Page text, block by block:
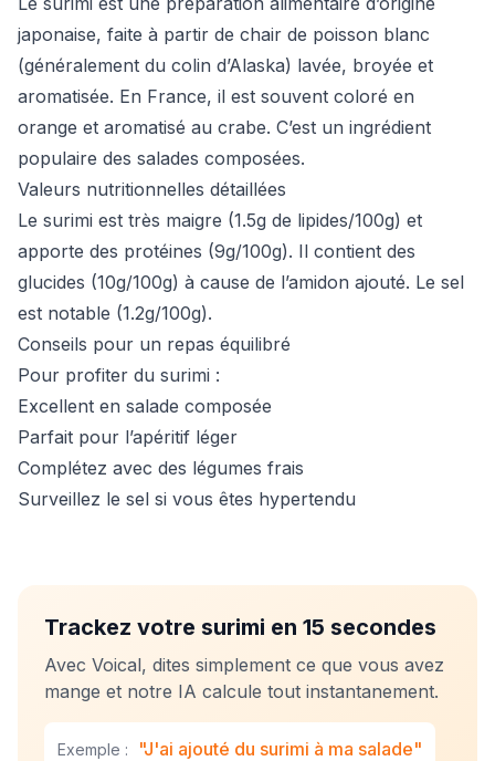
japonaise, faite à partir de chair de poisson blanc
(généralement du colin d’Alaska) lavée, broyée et
aromatisée. En France, il est souvent coloré en
orange et aromatisé au crabe. C’est un ingrédient
populaire des salades composées.
Valeurs nutritionnelles détaillées
Le surimi est très maigre (1.5g de lipides/100g) et
apporte des protéines (9g/100g). Il contient des
glucides (10g/100g) à cause de l’amidon ajouté. Le sel
est notable (1.2g/100g).
Conseils pour un repas équilibré
Pour profiter du surimi :
Excellent en salade composée
Parfait pour l’apéritif léger
Complétez avec des légumes frais
Surveillez le sel si vous êtes hypertendu
Trackez votre surimi en 15 secondes
Avec Voical, dites simplement ce que vous avez
mange et notre IA calcule tout instantanement.
Exemple : "J'ai ajouté du surimi à ma salade"